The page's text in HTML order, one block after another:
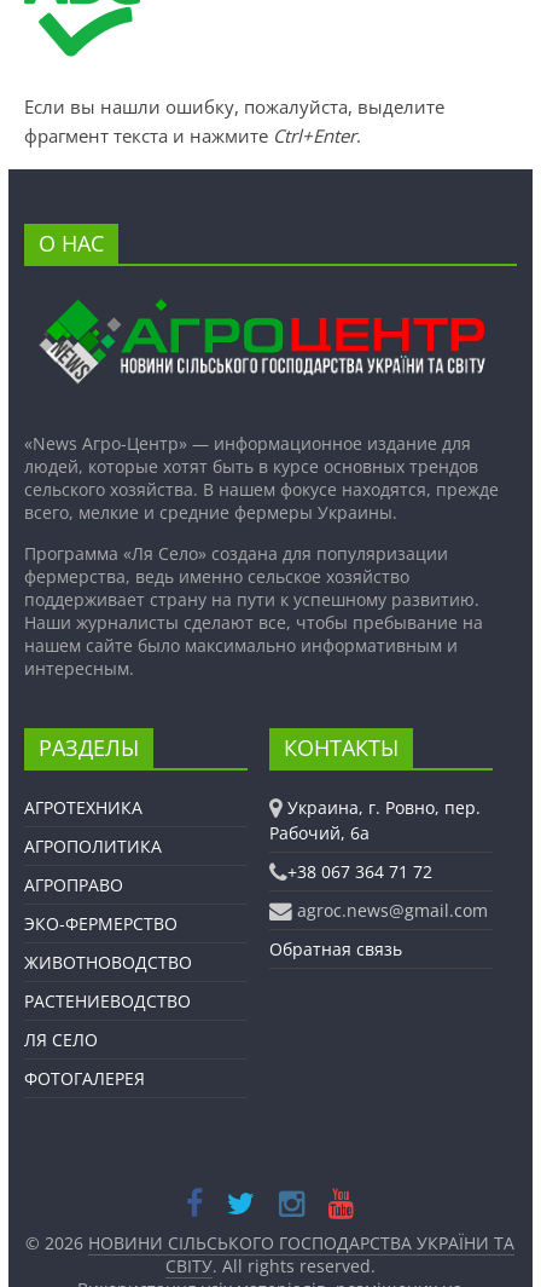
Если вы нашли ошибку, пожалуйста, выделите
фрагмент текста и нажмите Ctrl+Enter.
О НАС
«News Агро-Центр» — информационное издание для
людей, которые хотят быть в курсе основных трендов
сельского хозяйства. В нашем фокусе находятся, прежде
всего, мелкие и средние фермеры Украины.
Программа «Ля Село» создана для популяризации
фермерства, ведь именно сельское хозяйство
поддерживает страну на пути к успешному развитию.
Наши журналисты сделают все, чтобы пребывание на
нашем сайте было максимально информативным и
интересным.
РАЗДЕЛЫ
АГРОТЕХНИКА
АГРОПОЛИТИКА
АГРОПРАВО
ЭКО-ФЕРМЕРСТВО
ЖИВОТНОВОДСТВО
РАСТЕНИЕВОДСТВО
ЛЯ СЕЛО
ФОТОГАЛЕРЕЯ
КОНТАКТЫ
Украина, г. Ровно, пер.
Рабочий, 6а
+38 067 364 71 72
agroc.news@gmail.com
Обратная связь
© 2026 НОВИНИ СІЛЬСЬКОГО ГОСПОДАРСТВА УКРАЇНИ ТА
СВІТУ. All rights reserved.